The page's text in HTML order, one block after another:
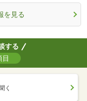
を見る
する
く